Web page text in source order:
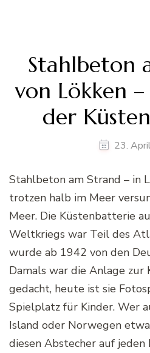
Stahlbeton
von Lökken
der
23.
Stahlbeton am Strand – in
trotzen halb im Meer
Meer. Die Küstenbatterie
Weltkriegs war Teil des
wurde ab 1942 von den
Damals war die Anlage
gedacht, heute ist sie
Spielplatz für Kinder. Wer
Island oder Norwegen
diesen Abstecher auf jeden